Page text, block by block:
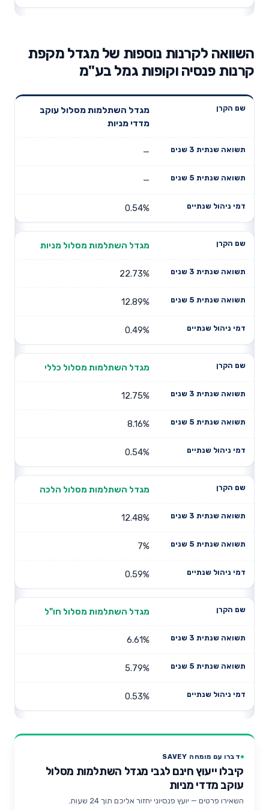
השוואה לקרנות נוספות של מגדל מקפת
קרנות פנסיה וקופות גמל בע"מ
שנתית 3
תשואה
דמי ניהול
מגדל השתלמות מסלול עוקב
מדדי מניות
—
—
0.54%
מגדל השתלמות מסלול מניות
22.73%
12.89%
0.49%
מגדל השתלמות מסלול כללי
12.75%
8.16%
0.54%
מגדל השתלמות מסלול הלכה
12.48%
7%
0.59%
מגדל השתלמות מסלול חו"ל
6.61%
5.79%
0.53%
דברו עם מומחה SAVEY
קיבלו ייעוץ חינם לגבי מגדל השתלמות מסלול
עוקב מדדי מניות
השאירו פרטים — יועץ פנסיוני יחזור אליכם תוך 24 שעות.